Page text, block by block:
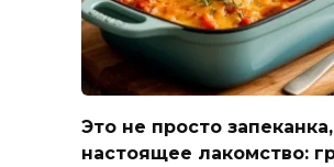
Это не просто
настоящее лакомство: